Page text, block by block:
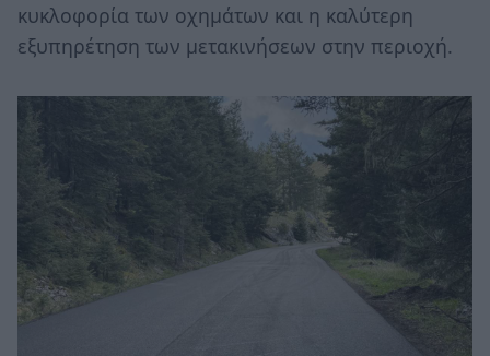
κυκλοφορία των οχημάτων και η καλύτερη
εξυπηρέτηση των μετακινήσεων στην περιοχή.